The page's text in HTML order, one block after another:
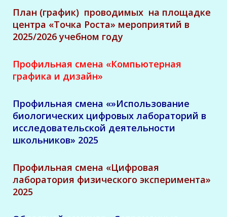
План (график) проводимых на площадке
центра «Точка Роста» мероприятий в
2025/2026 учебном году
Профильная смена «Компьютерная
графика и дизайн»
Профильная смена «»Использование
биологических цифровых лабораторий в
исследовательской деятельности
школьников» 2025
Профильная смена «Цифровая
лаборатория физического эксперимента»
2025